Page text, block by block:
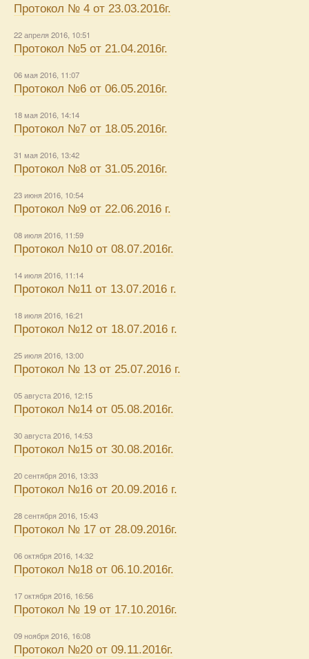
Протокол № 4 от 23.03.2016г.
22 апреля 2016, 10:51
Протокол №5 от 21.04.2016г.
06 мая 2016, 11:07
Протокол №6 от 06.05.2016г.
18 мая 2016, 14:14
Протокол №7 от 18.05.2016г.
31 мая 2016, 13:42
Протокол №8 от 31.05.2016г.
23 июня 2016, 10:54
Протокол №9 от 22.06.2016 г.
08 июля 2016, 11:59
Протокол №10 от 08.07.2016г.
14 июля 2016, 11:14
Протокол №11 от 13.07.2016 г.
18 июля 2016, 16:21
Протокол №12 от 18.07.2016 г.
25 июля 2016, 13:00
Протокол № 13 от 25.07.2016 г.
05 августа 2016, 12:15
Протокол №14 от 05.08.2016г.
30 августа 2016, 14:53
Протокол №15 от 30.08.2016г.
20 сентября 2016, 13:33
Протокол №16 от 20.09.2016 г.
28 сентября 2016, 15:43
Протокол № 17 от 28.09.2016г.
06 октября 2016, 14:32
Протокол №18 от 06.10.2016г.
17 октября 2016, 16:56
Протокол № 19 от 17.10.2016г.
09 ноября 2016, 16:08
Протокол №20 от 09.11.2016г.